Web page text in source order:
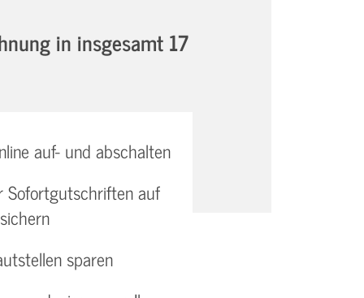
in insgesamt 17
auf- und abschalten
Sofortgutschriften auf
sparen